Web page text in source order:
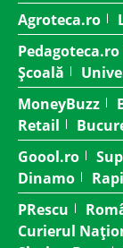
Agroteca.ro
Pedagoteca.ro
Școală
MoneyBuzz
Retail
Goool.ro
Dinamo
PRescu
Curierul